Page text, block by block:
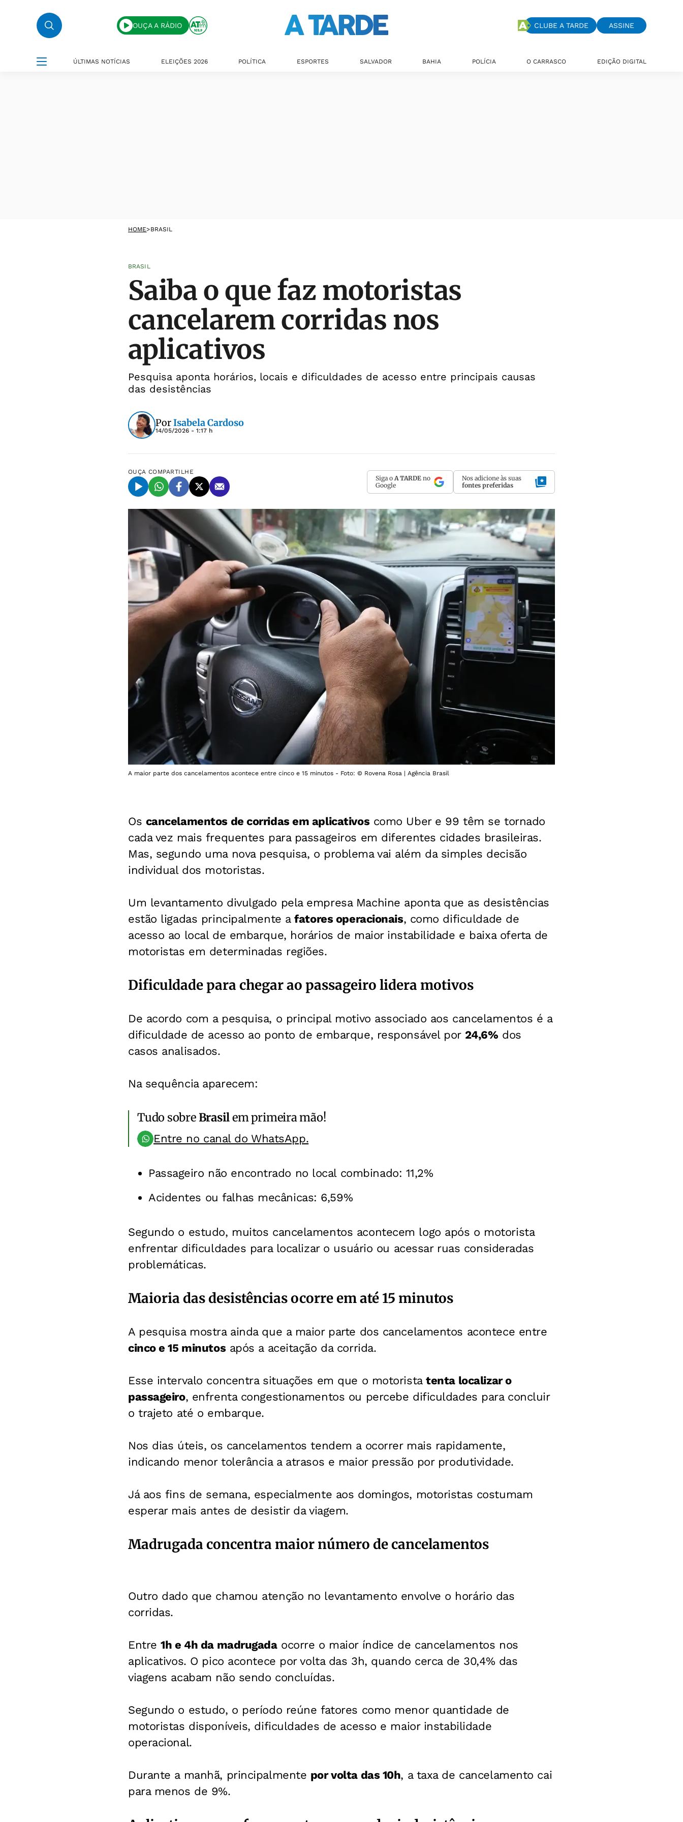
OUÇA A RÁDIO CLUBE A TARDE ASSINE
ÚLTIMAS NOTÍCIAS ELEIÇÕES 2026 POLÍTICA ESPORTES SALVADOR BAHIA POLÍCIA O CARRASCO EDIÇÃO DIGITAL
HOME>BRASIL
BRASIL
Saiba o que faz motoristas
cancelarem corridas nos
aplicativos
Pesquisa aponta horários, locais e dificuldades de acesso entre principais causas
das desistências
PorIsabela Cardoso
14/05/2026 - 1:17 h
OUÇA COMPARTILHE
Siga o A TARDE no
Google
Nos adicione às suas
fontes preferidas
A maior parte dos cancelamentos acontece entre cinco e 15 minutos - Foto: © Rovena Rosa | Agência Brasil
Os cancelamentos de corridas em aplicativos como Uber e 99 têm se tornado
cada vez mais frequentes para passageiros em diferentes cidades brasileiras.
Mas, segundo uma nova pesquisa, o problema vai além da simples decisão
individual dos motoristas.
Um levantamento divulgado pela empresa Machine aponta que as desistências
estão ligadas principalmente afatores operacionais, como dificuldade de
acesso ao local de embarque, horários de maior instabilidade e baixa oferta de
motoristas em determinadas regiões.
Dificuldade para chegar ao passageiro lidera motivos
De acordo com a pesquisa, o principal motivo associado aos cancelamentos é a
dificuldade de acesso ao ponto de embarque, responsável por 24,6% dos
casos analisados.
Na sequência aparecem:
Tudo sobreBrasilem primeira mão!
Entre no canal do WhatsApp.
Passageiro não encontrado no local combinado: 11,2%
Acidentes ou falhas mecânicas: 6,59%
Segundo o estudo, muitos cancelamentos acontecem logo após o motorista
enfrentar dificuldades para localizar o usuário ou acessar ruas consideradas
problemáticas.
Maioria das desistências ocorre em até 15 minutos
A pesquisa mostra ainda que a maior parte dos cancelamentos acontece entre
cinco e 15 minutos após a aceitação da corrida.
Esse intervalo concentra situações em que o motoristatenta localizar o
passageiro, enfrenta congestionamentos ou percebe dificuldades para concluir
o trajeto até o embarque.
Nos dias úteis, os cancelamentos tendem a ocorrer mais rapidamente,
indicando menor tolerância a atrasos e maior pressão por produtividade.
Já aos fins de semana, especialmente aos domingos, motoristas costumam
esperar mais antes de desistir da viagem.
Madrugada concentra maior número de cancelamentos
Outro dado que chamou atenção no levantamento envolve o horário das
corridas.
Entre1h e 4h da madrugadaocorre o maior índice de cancelamentos nos
aplicativos. O pico acontece por volta das 3h, quando cerca de 30,4% das
viagens acabam não sendo concluídas.
Segundo o estudo, o período reúne fatores como menor quantidade de
motoristas disponíveis, dificuldades de acesso e maior instabilidade
operacional.
Durante a manhã, principalmente por volta das 10h, a taxa de cancelamento cai
para menos de 9%.